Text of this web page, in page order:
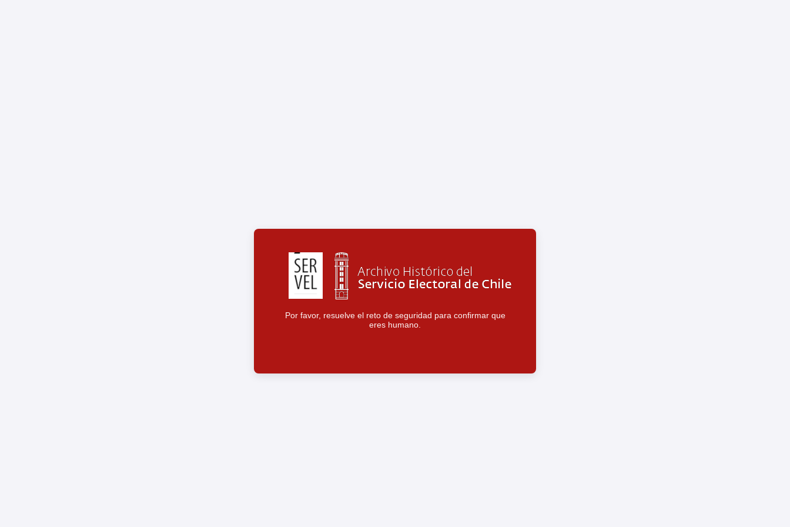
Por favor, resuelve el reto de seguridad para confirmar que
eres humano.